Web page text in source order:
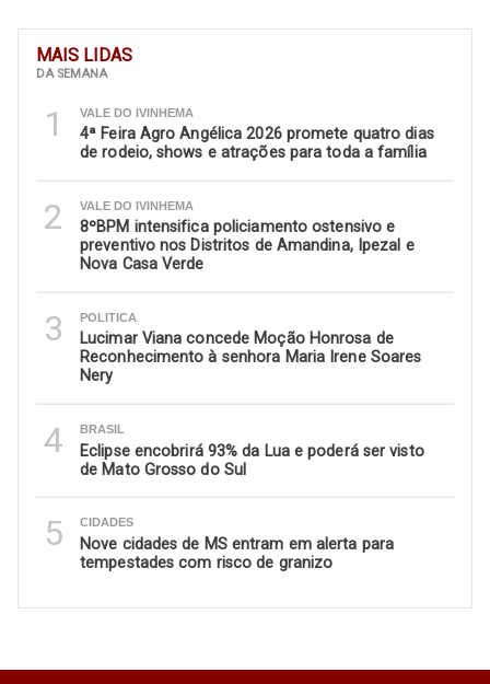
MAIS LIDAS
DA SEMANA
1 VALE DO IVINHEMA
4ª Feira Agro Angélica 2026 promete quatro dias
de rodeio, shows e atrações para toda a família
2 VALE DO IVINHEMA
8ºBPM intensifica policiamento ostensivo e
preventivo nos Distritos de Amandina, Ipezal e
Nova Casa Verde
3 POLITICA
Lucimar Viana concede Moção Honrosa de
Reconhecimento à senhora Maria Irene Soares
Nery
4 BRASIL
Eclipse encobrirá 93% da Lua e poderá ser visto
de Mato Grosso do Sul
5 CIDADES
Nove cidades de MS entram em alerta para
tempestades com risco de granizo